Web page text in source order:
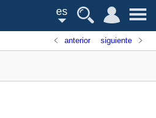
es
anterior siguiente